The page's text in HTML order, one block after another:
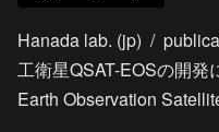
Hanada lab. (jp) /
工衛星QSAT-EOSの開発
Earth Observation